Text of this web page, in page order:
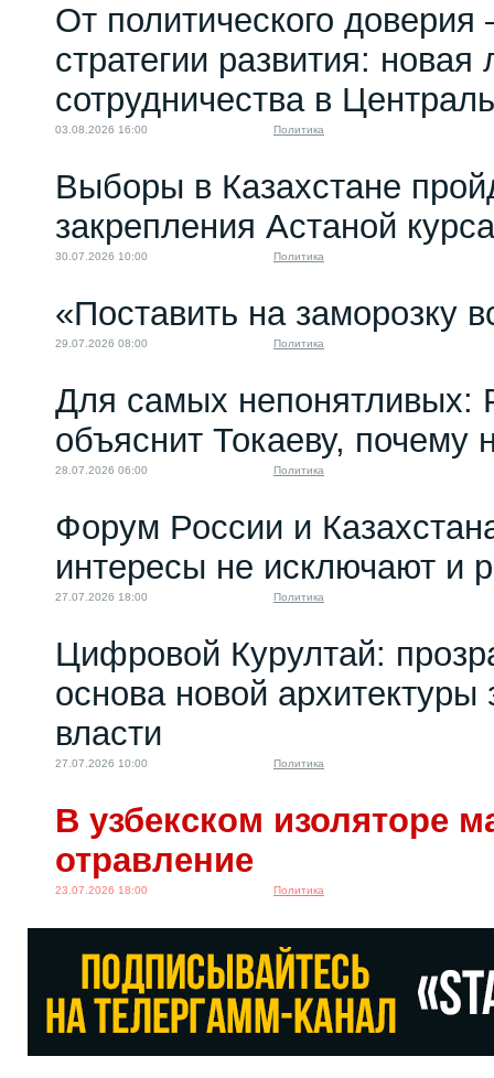
От политического
стратегии развития: новая
сотрудничества в
03.08.2026 16:00 Политика
Выборы в Казахстане
закрепления Астаной
30.07.2026 10:00 Политика
«Поставить на заморозку
29.07.2026 08:00 Политика
Для самых непонятливых:
объяснит Токаеву,
28.07.2026 06:00 Политика
Форум России и
интересы не исключают и
27.07.2026 18:00 Политика
Цифровой Курултай:
основа новой архитектуры
власти
27.07.2026 10:00 Политика
В узбекском изоляторе
отравление
23.07.2026 18:00 Политика